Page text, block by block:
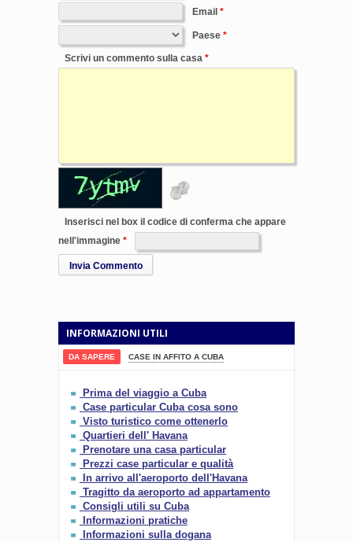
Email
Paese
Scrivi un commento sulla casa
Inserisci nel box il codice di conferma che appare
nell'immagine
Invia Commento
INFORMAZIONI UTILI
DA SAPERE CASE IN AFFITO A CUBA
Prima del viaggio a Cuba
Case particular Cuba cosa sono
Visto turistico come ottenerlo
Quartieri dell' Havana
Prenotare una casa particular
Prezzi case particular e qualità
In arrivo all'aeroporto dell'Havana
Tragitto da aeroporto ad appartamento
Consigli utili su Cuba
Informazioni pratiche
Informazioni sulla dogana